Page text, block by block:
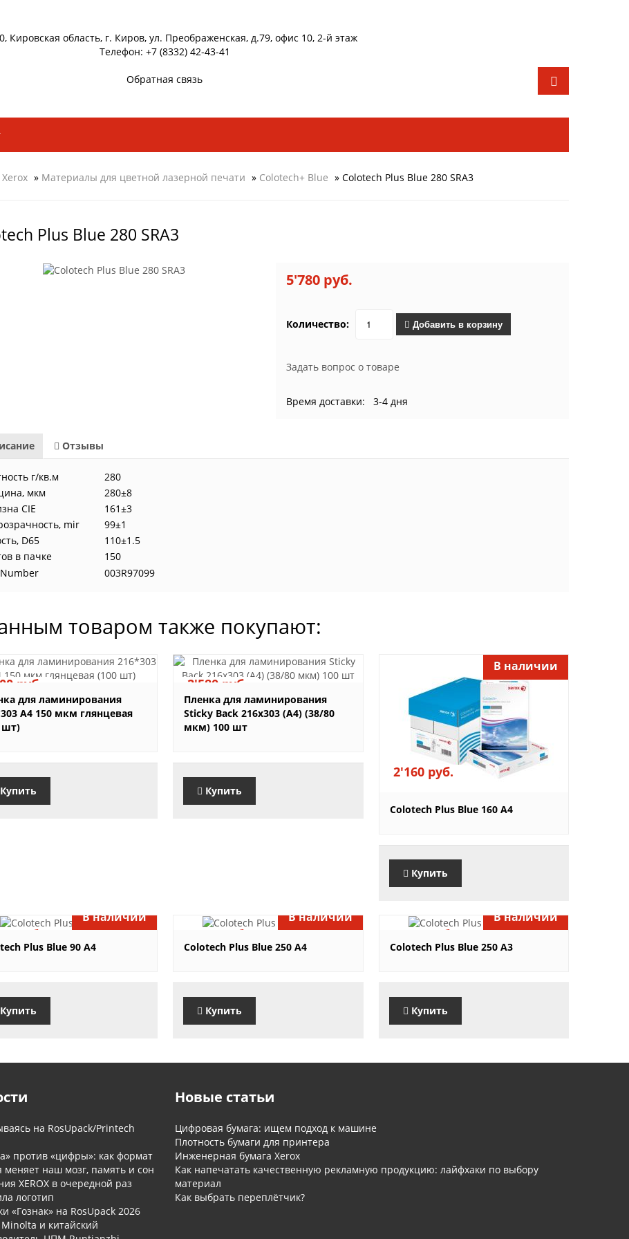
Кировская область, г. Киров, ул. Преображенская, д.79, офис 10, 2-й этаж
Телефон: +7 (8332) 42-43-41
Обратная связь
» Материалы для цветной лазерной печати » Colotech+ Blue » Colotech Plus Blue 280 SRA3
Plus Blue 280 SRA3
5'780 руб.
Количество: Добавить в корзину
Задать вопрос о товаре
Время доставки: 3-4 дня
Отзывы
г/кв.м
280
мкм
280±8
CIE
161±3
mir
99±1
D65
110±1.5
в пачке
150
003R97099
товаром также покупают:
руб.
для ламинирования
А4 150 мкм глянцевая
шт)
Купить
2'580 руб.
Пленка для ламинирования
Sticky Back 216x303 (A4) (38/80
мкм) 100 шт
Купить
2'160 руб.
В наличии
Colotech Plus Blue 160 A4
Купить
руб.
В наличии
Plus Blue 90 A4
Купить
3'930 руб.
В наличии
Colotech Plus Blue 250 A4
Купить
7'370 руб.
В наличии
Colotech Plus Blue 250 A3
Купить
на RosUpack/Printech
против «цифры»: как формат
меняет наш мозг, память и сон
XEROX в очередной раз
логотип
«Гознак» на RosUpack 2026
и китайский
Новые статьи
Цифровая бумага: ищем подход к машине
Плотность бумаги для принтера
Инженерная бумага Xerox
Как напечатать качественную рекламную продукцию: лайфхаки по выбору
материал
Как выбрать переплётчик?